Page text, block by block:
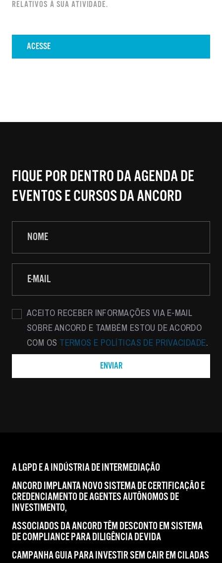
RELATIVOS À SUA ATIVIDADE.
ACESSE
FIQUE POR DENTRO DA AGENDA DE
EVENTOS E CURSOS DA ANCORD
ACEITO RECEBER INFORMAÇÕES VIA E-MAIL
SOBRE ANCORD E TAMBÉM ESTOU DE ACORDO
COM OS TERMOS E POLÍTICAS DE PRIVACIDADE.
A LGPD E A INDÚSTRIA DE INTERMEDIAÇÃO
ANCORD IMPLANTA NOVO SISTEMA DE CERTIFICAÇÃO E
CREDENCIAMENTO DE AGENTES AUTÔNOMOS DE
INVESTIMENTO,
ASSOCIADOS DA ANCORD TÊM DESCONTO EM SISTEMA
DE COMPLIANCE PARA DILIGÊNCIA DEVIDA
CAMPANHA GUIA PARA INVESTIR SEM CAIR EM CILADAS